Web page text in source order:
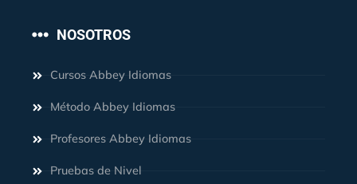
NOSOTROS
Cursos Abbey Idiomas
Método Abbey Idiomas
Profesores Abbey Idiomas
Pruebas de Nivel